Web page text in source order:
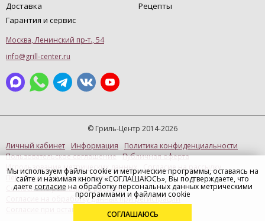
Доставка
Гарантия и сервис
Рецепты
Москва, Ленинский пр-т., 54
info@grill-center.ru
© Гриль-Центр 2014-2026
Личный кабинет Информация
Политика конфиденциальности
Пользовательское соглашение Публичная оферта
Использование метрических данных
Персональные данные (Купить в 1 клик)
Согласие на рекламную рассылку
Согласие на обработку данных при регистрации
Согласие при оставлении отзыва
Мы используем файлы cookie и метрические программы, оставаясь на
сайте и нажимая кнопку «СОГЛАШАЮСЬ», Вы подтверждаете, что
даете согласие на обработку персональных данных метрическими
программами и файлами cookie
СОГЛАШАЮСЬ